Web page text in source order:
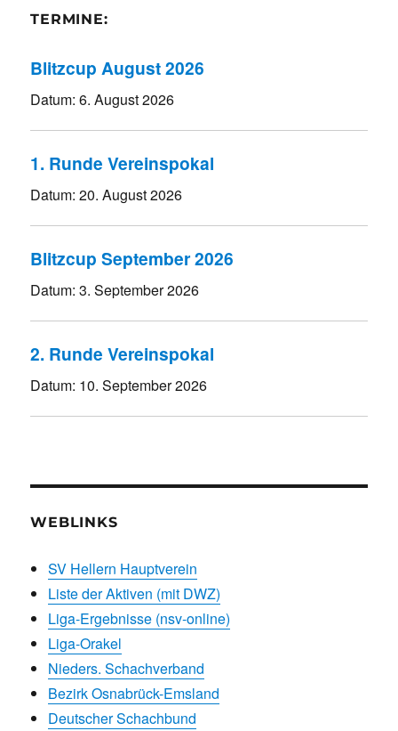
TERMINE:
Blitzcup August 2026
Datum:6. August 2026
1. Runde Vereinspokal
Datum:20. August 2026
Blitzcup September 2026
Datum:3. September 2026
2. Runde Vereinspokal
Datum: 10. September 2026
WEBLINKS
SV Hellern Hauptverein
Liste der Aktiven (mit DWZ)
Liga-Ergebnisse (nsv-online)
Liga-Orakel
Nieders. Schachverband
Bezirk Osnabrück-Emsland
Deutscher Schachbund